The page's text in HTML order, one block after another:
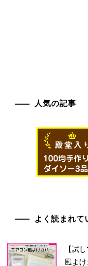
人気の記事
よく読まれて
【試
風よ